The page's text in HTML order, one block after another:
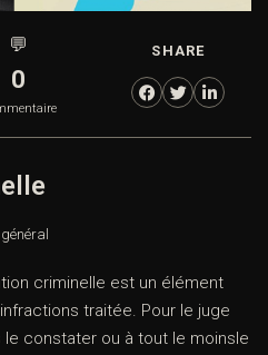
💬
0
SHARE
criminelle est un élément
traitée. Pour le juge
constater ou à tout le moinsle